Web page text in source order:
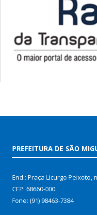
PREFEITURA DE SÃO
End.: Praça Licurgo Peixoto,
CEP: 68660-000
Fone: (91) 98463-7384